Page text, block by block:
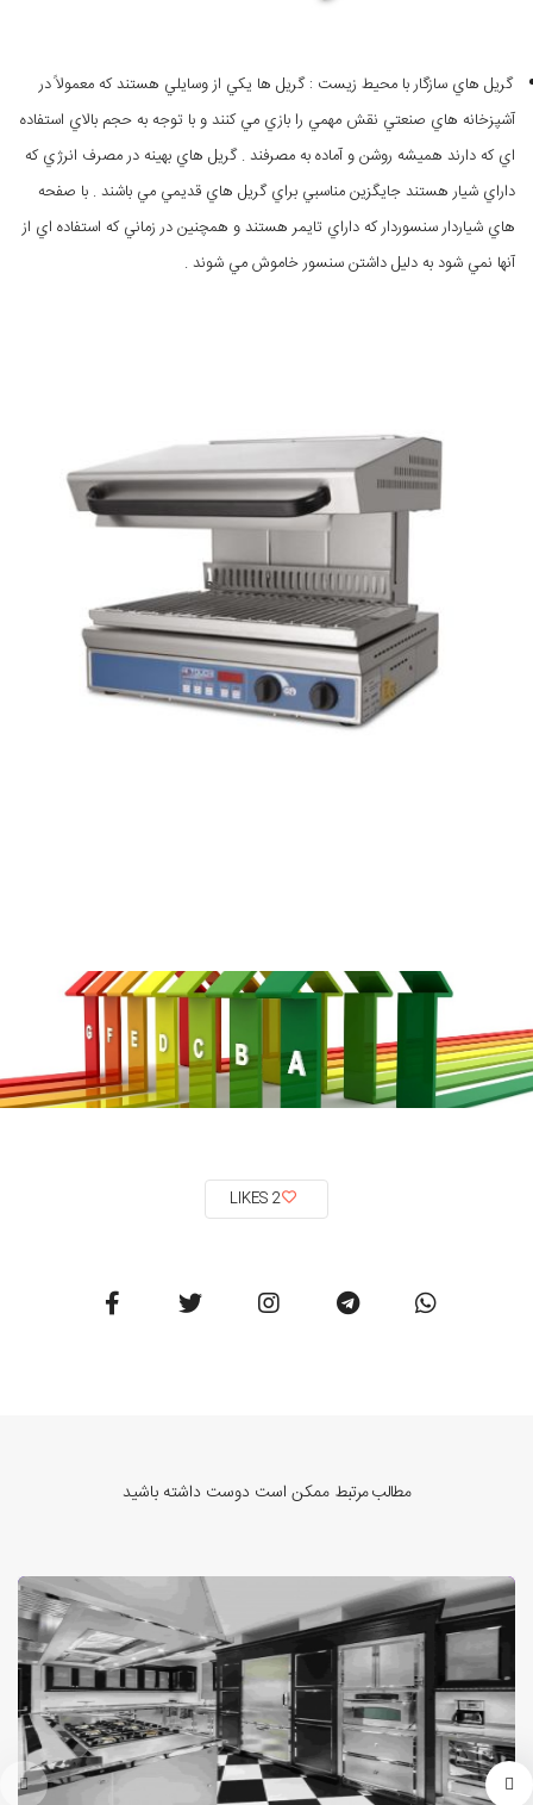
گريل هاي سازگار با محيط زيست : گريل ها يكي از وسايلي هستند كه معمولاً در
آشپزخانه هاي صنعتي نقش مهمي را بازي مي كنند و با توجه به حجم بالاي استفاده
اي كه دارند هميشه روشن و آماده به مصرفند . گريل هاي بهينه در مصرف انرژي كه
داراي شيار هستند جايگزين مناسبي براي گريل هاي قديمي مي باشند . با صفحه
هاي شياردار سنسوردار كه داراي تايمر هستند و همچنين در زماني كه استفاده اي از
آنها نمي شود به دليل داشتن سنسور خاموش مي شوند .
2 LIKES
ممکن است دوست داشته باشید مطالب مرتبط